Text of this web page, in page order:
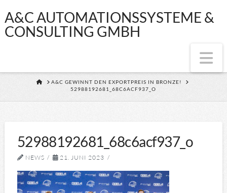
A&C
&
CONSULTING
GMBH
A&C AUTOMATIONSSYSTEME &
CONSULTING GMBH
HOME
A&C GEWINNT DEN EXPORTPREIS IN BRONZE!
52988192681_68C6ACF937_O
52988192681_68c6acf937_o
NEWS 21. JUNI 2023